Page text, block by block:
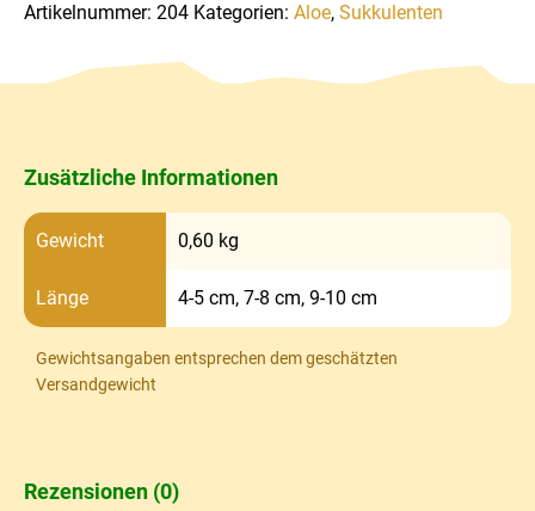
Artikelnummer: 204 Kategorien: Aloe, Sukkulenten
Zusätzliche Informationen
Gewicht 0,60 kg
Länge 4-5 cm, 7-8 cm, 9-10 cm
Gewichtsangaben entsprechen dem geschätzten
Versandgewicht
Rezensionen (0)